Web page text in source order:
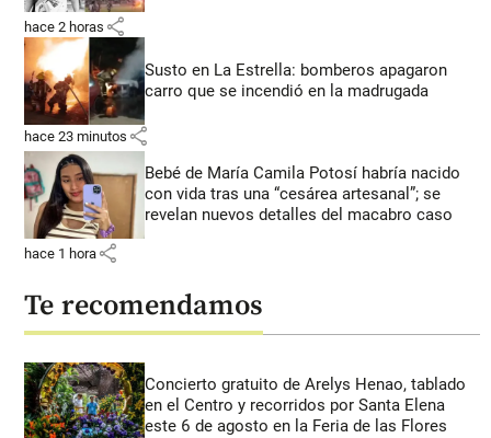
hace 2 horas share
Susto en La Estrella: bomberos apagaron
carro que se incendió en la madrugada
hace 23 minutos share
Bebé de María Camila Potosí habría nacido
con vida tras una “cesárea artesanal”; se
revelan nuevos detalles del macabro caso
hace 1 hora share
Te recomendamos
Concierto gratuito de Arelys Henao, tablado
en el Centro y recorridos por Santa Elena
este 6 de agosto en la Feria de las Flores